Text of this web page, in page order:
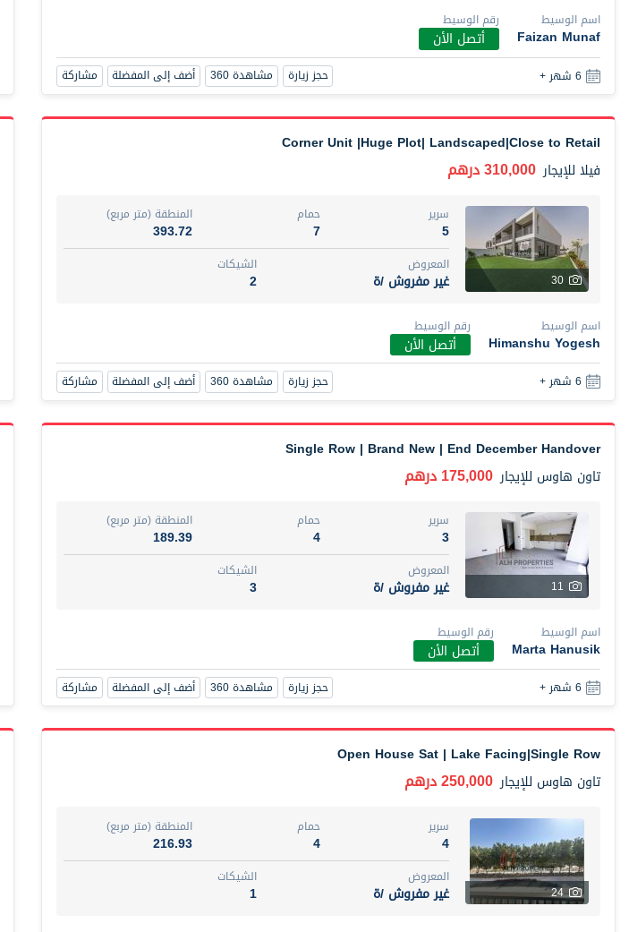
اسم الوسيط
Faizan Munaf
رقم الوسيط
أتصل الأن
6 شهر + حجز زيارة مشاهدة 360 أضف إلى المفضلة مشاركة
Corner Unit |Huge Plot| Landscaped|Close to Retail
فيلا للإيجار 310,000 درهم
30
سرير
5
حمام
7
المنطقة (متر مربع)
393.72
المعروض
غير مفروش /ة
الشيكات
2
اسم الوسيط
Himanshu Yogesh
رقم الوسيط
أتصل الأن
6 شهر + حجز زيارة مشاهدة 360 أضف إلى المفضلة مشاركة
Single Row | Brand New | End December Handover
تاون هاوس للإيجار 175,000 درهم
11
سرير
3
حمام
4
المنطقة (متر مربع)
189.39
المعروض
غير مفروش /ة
الشيكات
3
اسم الوسيط
Marta Hanusik
رقم الوسيط
أتصل الأن
6 شهر + حجز زيارة مشاهدة 360 أضف إلى المفضلة مشاركة
Open House Sat | Lake Facing|Single Row
تاون هاوس للإيجار 250,000 درهم
24
سرير
4
حمام
4
المنطقة (متر مربع)
216.93
المعروض
غير مفروش /ة
الشيكات
1